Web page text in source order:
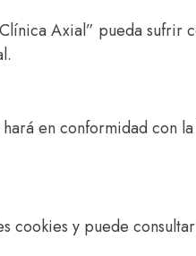
Axial” pueda sufrir
en conformidad con
cookies y puede